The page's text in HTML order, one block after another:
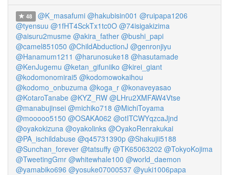
48 @K_masafumi @hakubisin001 @ruipapa1206
@tyensuu @1fHT4SckTx1tc0O @74isigakizima
@aisuru2musme @akira_father @bushi_papi
@camel851050 @ChildAbductionJ @genronjiyu
@Hanamum1211 @harunosuke18 @hasutamade
@KenJugemu @ketan_gifuniiko @kirei_giant
@kodomonomirai5 @kodomowokaihou
@kodomo_onbuzuma @koga_r @konaveyasao
@KotaroTanabe @KYZ_RW @LHru2XMFAW4Vtse
@manabujinsei @michiko718 @MichiToyama
@mooooo5150 @OSAKA062 @otITCWYqzcaJjnd
@oyakokizuna @oyakolinks @OyakoRenrakukai
@PA_ischildabuse @q45731390p @Shakujii5188
@Sunchan_forever @tatsuffy @TK65063202 @TokyoKojima
@TweetingGmr @whitewhale100 @world_daemon
@yamabiko696 @yosuke07000537 @yuki1006papa